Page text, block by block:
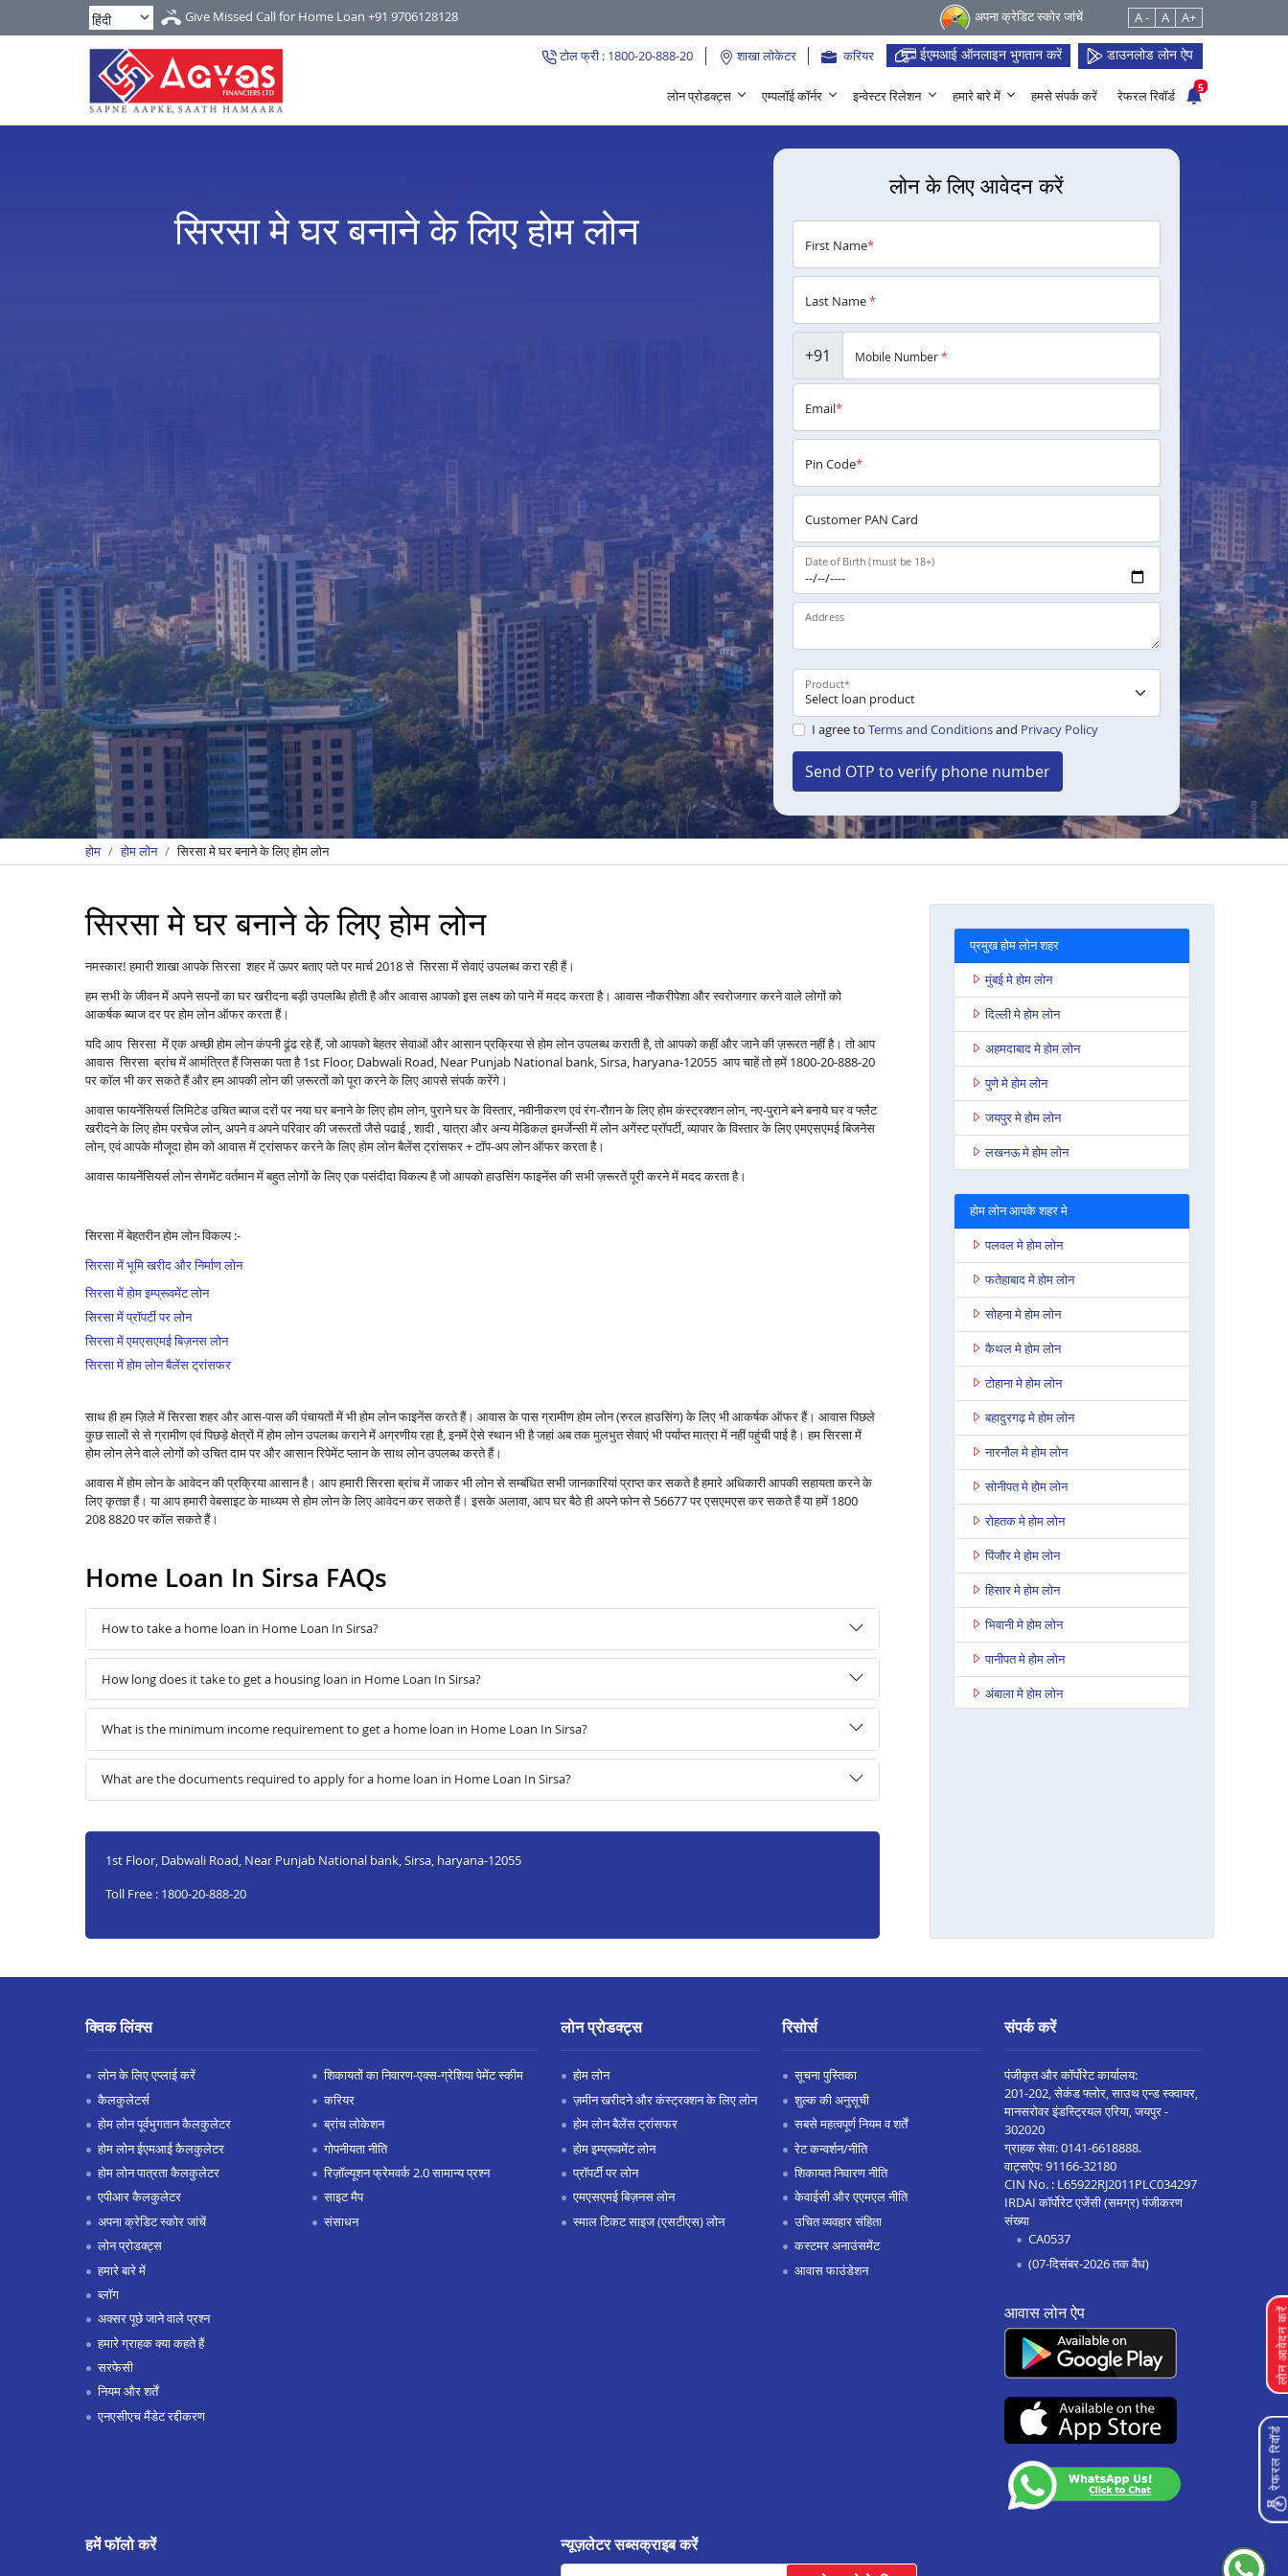
Give Missed Call for Home Loan +91 9706128128 अपना क्रेडिट स्कोर जांचें A - A A+
टोल फ्री : 1800-20-888-20 शाखा लोकेटर करियर ईएमआई ऑनलाइन भुगतान करें डाउनलोड लोन ऐप
लोन प्रोडक्ट्स एम्पलॉई कॉर्नर इन्वेस्टर रिलेशन हमारे बारे में हमसे संपर्क करें रेफरल रिवॉर्ड
5
सिरसा मे घर बनाने के लिए होम लोन
लोन के लिए आवेदन करें
First Name*
Last Name*
+91 Mobile Number*
Email*
Pin Code*
Customer PAN Card
Date of Birth (must be 18+)
Address
Product*
I agree to Terms and Conditionsand Privacy Policy
Send OTP to verify phone number
होम होम लोन सिरसा मे घर बनाने के लिए होम लोन
सिरसा मे घर बनाने के लिए होम लोन
नमस्कार! हमारी शाखा आपके सिरसा शहर में ऊपर बताए पते पर मार्च 2018 से सिरसा में सेवाएं उपलब्ध करा रही हैं।
हम सभी के जीवन में अपने सपनों का घर खरीदना बड़ी उपलब्धि होती है और आवास आपको इस लक्ष्य को पाने में मदद करता है। आवास नौकरीपेशा और स्वरोजगार करने वाले लोगों को
आकर्षक ब्याज दर पर होम लोन ऑफर करता हैं।
यदि आप सिरसा में एक अच्छी होम लोन कंपनी ढूंढ रहे हैं, जो आपको बेहतर सेवाओं और आसान प्रक्रिया से होम लोन उपलब्ध कराती है, तो आपको कहीं और जाने की ज़रूरत नहीं है। तो आप
आवास सिरसा ब्रांच में आमंत्रित हैं जिसका पता है 1st Floor, Dabwali Road, Near Punjab National bank, Sirsa, haryana-12055 आप चाहें तो हमें 1800-20-888-20
पर कॉल भी कर सकते हैं और हम आपकी लोन की ज़रूरतों को पूरा करने के लिए आपसे संपर्क करेंगे।
आवास फायनेंसियर्स लिमिटेड उचित ब्याज दरों पर नया घर बनाने के लिए होम लोन, पुराने घर के विस्तार, नवीनीकरण एवं रंग-रौग़न के लिए होम कंस्ट्रक्शन लोन, नए-पुराने बने बनाये घर व फ्लैट
खरीदने के लिए होम परचेज लोन, अपने व अपने परिवार की जरूरतों जैसे पढाई , शादी , यात्रा और अन्य मेडिकल इमर्जेन्सी में लोन अगेंस्ट प्रॉपर्टी, व्यापार के विस्तार के लिए एमएसएमई बिजनेस
लोन, एवं आपके मौजूदा होम को आवास में ट्रांसफर करने के लिए होम लोन बैलेंस ट्रांसफर + टॉप-अप लोन ऑफर करता है।
आवास फायनेंसियर्स लोन सेगमेंट वर्तमान में बहुत लोगों के लिए एक पसंदीदा विकल्प है जो आपको हाउसिंग फाइनेंस की सभी ज़रूरतें पूरी करने में मदद करता है।
सिरसा में बेहतरीन होम लोन विकल्प :-
सिरसा में भूमि खरीद और निर्माण लोन
सिरसा में होम इम्प्रूवमेंट लोन
सिरसा में प्रॉपर्टी पर लोन
सिरसा में एमएसएमई बिज़नस लोन
सिरसा में होम लोन बैलेंस ट्रांसफर
साथ ही हम ज़िले में सिरसा शहर और आस-पास की पंचायतों में भी होम लोन फाइनेंस करते हैं। आवास के पास ग्रामीण होम लोन (रुरल हाउसिंग) के लिए भी आकर्षक ऑफर हैं। आवास पिछले
कुछ सालों से से ग्रामीण एवं पिछड़े क्षेत्रों में होम लोन उपलब्ध कराने में अग्रणीय रहा है, इनमें ऐसे स्थान भी है जहां अब तक मुलभुत सेवाएं भी पर्याप्त मात्रा में नहीं पहुंची पाई है। हम सिरसा में
होम लोन लेने वाले लोगों को उचित दाम पर और आसान रिपेमेंट प्लान के साथ लोन उपलब्ध करते हैं।
आवास में होम लोन के आवेदन की प्रक्रिया आसान है। आप हमारी सिरसा ब्रांच में जाकर भी लोन से सम्बंधित सभी जानकारियां प्राप्त कर सकते है हमारे अधिकारी आपकी सहायता करने के
लिए कृतज्ञ हैं। या आप हमारी वेबसाइट के माध्यम से होम लोन के लिए आवेदन कर सकते हैं। इसके अलावा, आप घर बैठे ही अपने फोन से 56677 पर एसएमएस कर सकते हैं या हमें 1800
208 8820 पर कॉल सकते हैं।
Home Loan In Sirsa FAQs
How to take a home loan in Home Loan In Sirsa?
How long does it take to get a housing loan in Home Loan In Sirsa?
What is the minimum income requirement to get a home loan in Home Loan In Sirsa?
What are the documents required to apply for a home loan in Home Loan In Sirsa?
1st Floor, Dabwali Road, Near Punjab National bank, Sirsa, haryana-12055
Toll Free : 1800-20-888-20
प्रमुख होम लोन शहर
मुंबई मे होम लोन
दिल्ली मे होम लोन
अहमदाबाद मे होम लोन
पुणे मे होम लोन
जयपुर मे होम लोन
लखनऊ मे होम लोन
होम लोन आपके शहर मे
पलवल मे होम लोन
फतेहाबाद मे होम लोन
सोहना मे होम लोन
कैथल मे होम लोन
टोहाना मे होम लोन
बहादुरगढ़ मे होम लोन
नारनौल मे होम लोन
सोनीपत मे होम लोन
रोहतक मे होम लोन
पिंजौर मे होम लोन
हिसार मे होम लोन
भिवानी मे होम लोन
पानीपत मे होम लोन
अंबाला मे होम लोन
लोन
रेफरल रिवॉर्ड
क्विक लिंक्स
लोन के लिए एप्लाई करें
कैलकुलेटर्स
होम लोन पूर्वभुगतान कैलकुलेटर
होम लोन ईएमआई कैलकुलेटर
होम लोन पात्रता कैलकुलेटर
एपीआर कैलकुलेटर
अपना क्रेडिट स्कोर जांचें
लोन प्रोडक्ट्स
हमारे बारे में
ब्लॉग
अक्सर पूछे जाने वाले प्रश्न
हमारे ग्राहक क्या कहते हैं
सरफेसी
नियम और शर्तें
एनएसीएच मैंडेट रद्दीकरण
शिकायतों का निवारण-एक्स-ग्रेशिया पेमेंट स्कीम
करियर
ब्रांच लोकेशन
गोपनीयता नीति
रिज़ॉल्यूशन फ्रेमवर्क 2.0 सामान्य प्रश्न
साइट मैप
संसाधन
लोन प्रोडक्ट्स
होम लोन
ज़मीन खरीदने और कंस्ट्रक्शन के लिए लोन
होम लोन बैलेंस ट्रांसफर
होम इम्प्रूवमेंट लोन
प्रॉपर्टी पर लोन
एमएसएमई बिज़नस लोन
स्माल टिकट साइज (एसटीएस) लोन
रिसोर्स
सूचना पुस्तिका
शुल्क की अनुसूची
सबसे महत्वपूर्ण नियम व शर्तें
रेट कन्वर्शन/नीति
शिकायत निवारण नीति
केवाईसी और एएमएल नीति
उचित व्यवहार संहिता
कस्टमर अनाउंसमेंट
आवास फाउंडेशन
संपर्क करें
पंजीकृत और कॉर्पोरेट कार्यालय:
201-202, सेकंड फ्लोर, साउथ एन्ड स्क्वायर,
मानसरोवर इंडस्ट्रियल एरिया, जयपुर -
302020
ग्राहक सेवा:0141-6618888.
वाट्सऐप:91166-32180
CIN No. : L65922RJ2011PLC034297
IRDAI कॉर्पोरेट एजेंसी (समग्र) पंजीकरण
संख्या
CA0537
(07-दिसंबर-2026 तक वैध)
आवास लोन ऐप
हमें फॉलो करें
न्यूज़लेटर सब्सक्राइब करें